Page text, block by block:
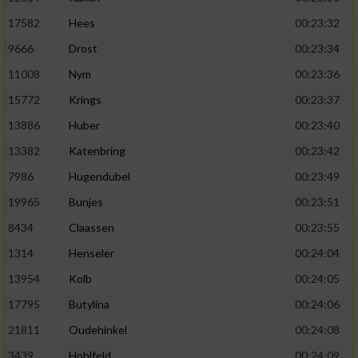
17582
Hees
00:23:32
9666
Drost
00:23:34
11008
Nym
00:23:36
15772
Krings
00:23:37
13886
Huber
00:23:40
13382
Katenbring
00:23:42
7986
Hugendubel
00:23:49
19965
Bunjes
00:23:51
8434
Claassen
00:23:55
1314
Henseler
00:24:04
13954
Kolb
00:24:05
17795
Butylina
00:24:06
21811
Oudehinkel
00:24:08